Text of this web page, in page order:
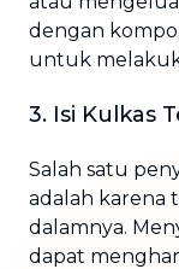
dengan
untuk
3. Isi Kulkas
Salah satu
adalah karena
dalamnya.
dapat